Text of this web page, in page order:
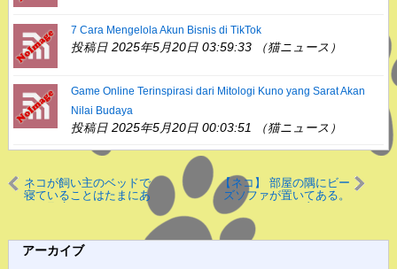
7 Cara Mengelola Akun Bisnis di TikTok
投稿日 2025年5月20日 03:59:33 （猫ニュース）
Game Online Terinspirasi dari Mitologi Kuno yang Sarat Akan
Nilai Budaya
投稿日 2025年5月20日 00:03:51 （猫ニュース）
ネコが飼い主のベッドで
寝ていることはたまにあ
る。邪魔だなぁ → うちの
【ネコ】 部屋の隅にビー
ズソファが置いてある。
これはなかなか良いモノ
にゃ♪ → うちの猫はこう
アーカイブ